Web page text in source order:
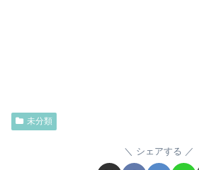
未分類
シェアする